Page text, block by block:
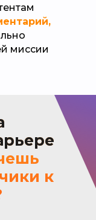
миссии
к